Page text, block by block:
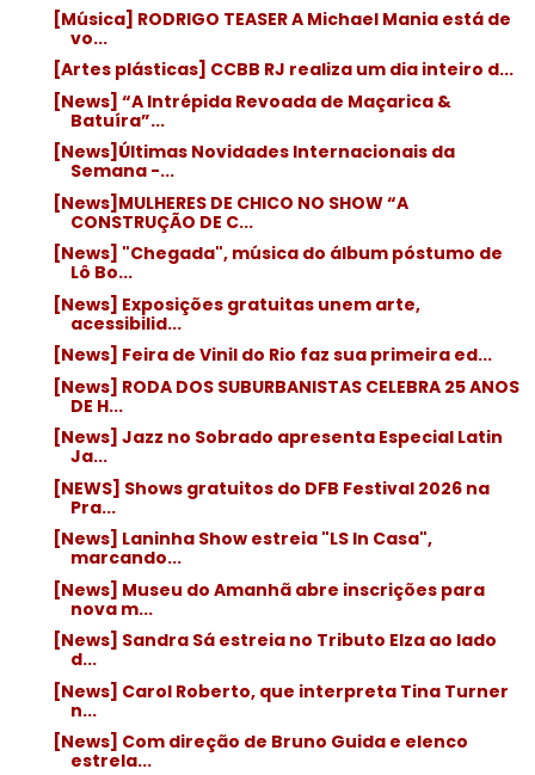
[Música] RODRIGO TEASER A Michael Mania está de
vo...
[Artes plásticas] CCBB RJ realiza um dia inteiro d...
[News] “A Intrépida Revoada de Maçarica &
Batuíra”...
[News]Últimas Novidades Internacionais da
Semana -...
[News]MULHERES DE CHICO NO SHOW “A
CONSTRUÇÃO DE C...
[News] "Chegada", música do álbum póstumo de
Lô Bo...
[News] Exposições gratuitas unem arte,
acessibilid...
[News] Feira de Vinil do Rio faz sua primeira ed...
[News] RODA DOS SUBURBANISTAS CELEBRA 25 ANOS
DE H...
[News] Jazz no Sobrado apresenta Especial Latin
Ja...
[NEWS] Shows gratuitos do DFB Festival 2026 na
Pra...
[News] Laninha Show estreia "LS In Casa",
marcando...
[News] Museu do Amanhã abre inscrições para
nova m...
[News] Sandra Sá estreia no Tributo Elza ao lado
d...
[News] Carol Roberto, que interpreta Tina Turner
n...
[News] Com direção de Bruno Guida e elenco
estrela...